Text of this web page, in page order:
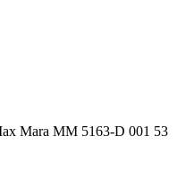
Mara MM 5163-D 001 53